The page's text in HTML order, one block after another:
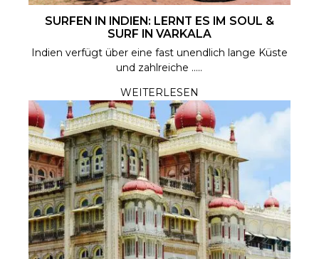
SURFEN IN INDIEN: LERNT ES IM SOUL &
SURF IN VARKALA
Indien verfügt über eine fast unendlich lange Küste
und zahlreiche .....
WEITERLESEN